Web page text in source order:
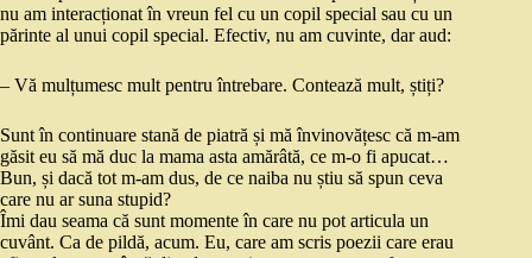
nu am interacționat în vreun fel cu un copil special sau cu un
părinte al unui copil special. Efectiv, nu am cuvinte, dar aud:
– Vă mulțumesc mult pentru întrebare. Contează mult, știți?
Sunt în continuare stană de piatră și mă învinovățesc că m-am
găsit eu să mă duc la mama asta amărâtă, ce m-o fi apucat…
Bun, și dacă tot m-am dus, de ce naiba nu știu să spun ceva
care nu ar suna stupid?
Îmi dau seama că sunt momente în care nu pot articula un
cuvânt. Ca de pildă, acum. Eu, care am scris poezii care erau